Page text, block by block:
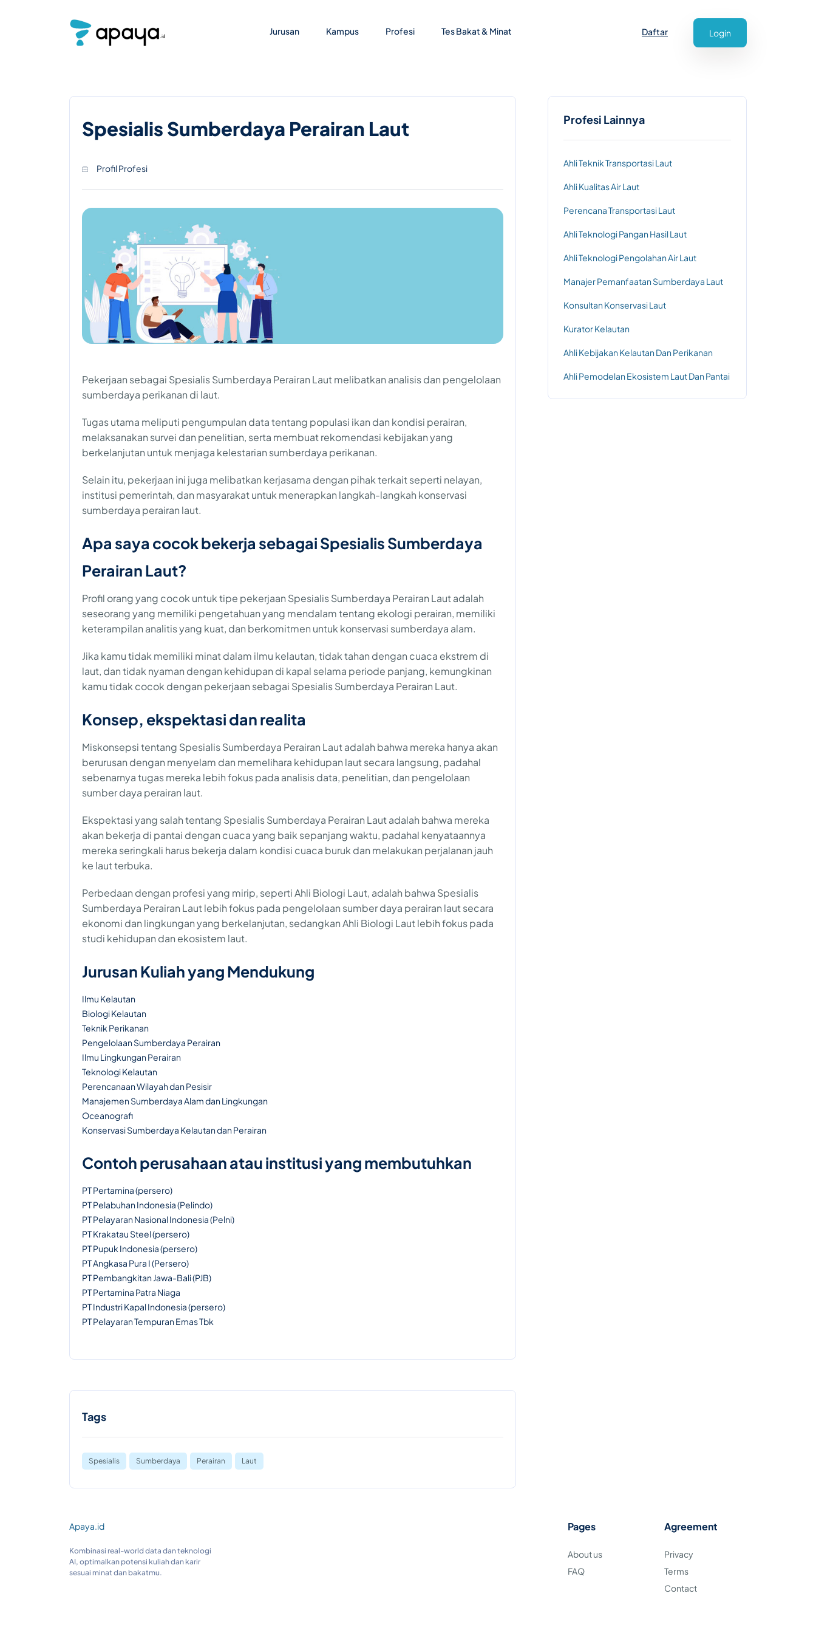
Jurusan Kampus Profesi Tes Bakat & Minat Daftar Login
Spesialis Sumberdaya Perairan Laut
Profil Profesi
Pekerjaan sebagai Spesialis Sumberdaya Perairan Laut melibatkan analisis dan pengelolaan
sumberdaya perikanan di laut.
Tugas utama meliputi pengumpulan data tentang populasi ikan dan kondisi perairan,
melaksanakan survei dan penelitian, serta membuat rekomendasi kebijakan yang
berkelanjutan untuk menjaga kelestarian sumberdaya perikanan.
Selain itu, pekerjaan ini juga melibatkan kerjasama dengan pihak terkait seperti nelayan,
institusi pemerintah, dan masyarakat untuk menerapkan langkah-langkah konservasi
sumberdaya perairan laut.
Apa saya cocok bekerja sebagai Spesialis Sumberdaya
Perairan Laut?
Profil orang yang cocok untuk tipe pekerjaan Spesialis Sumberdaya Perairan Laut adalah
seseorang yang memiliki pengetahuan yang mendalam tentang ekologi perairan, memiliki
keterampilan analitis yang kuat, dan berkomitmen untuk konservasi sumberdaya alam.
Jika kamu tidak memiliki minat dalam ilmu kelautan, tidak tahan dengan cuaca ekstrem di
laut, dan tidak nyaman dengan kehidupan di kapal selama periode panjang, kemungkinan
kamu tidak cocok dengan pekerjaan sebagai Spesialis Sumberdaya Perairan Laut.
Konsep, ekspektasi dan realita
Miskonsepsi tentang Spesialis Sumberdaya Perairan Laut adalah bahwa mereka hanya akan
berurusan dengan menyelam dan memelihara kehidupan laut secara langsung, padahal
sebenarnya tugas mereka lebih fokus pada analisis data, penelitian, dan pengelolaan
sumber daya perairan laut.
Ekspektasi yang salah tentang Spesialis Sumberdaya Perairan Laut adalah bahwa mereka
akan bekerja di pantai dengan cuaca yang baik sepanjang waktu, padahal kenyataannya
mereka seringkali harus bekerja dalam kondisi cuaca buruk dan melakukan perjalanan jauh
ke laut terbuka.
Perbedaan dengan profesi yang mirip, seperti Ahli Biologi Laut, adalah bahwa Spesialis
Sumberdaya Perairan Laut lebih fokus pada pengelolaan sumber daya perairan laut secara
ekonomi dan lingkungan yang berkelanjutan, sedangkan Ahli Biologi Laut lebih fokus pada
studi kehidupan dan ekosistem laut.
Jurusan Kuliah yang Mendukung
Ilmu Kelautan
Biologi Kelautan
Teknik Perikanan
Pengelolaan Sumberdaya Perairan
Ilmu Lingkungan Perairan
Teknologi Kelautan
Perencanaan Wilayah dan Pesisir
Manajemen Sumberdaya Alam dan Lingkungan
Oceanografi
Konservasi Sumberdaya Kelautan dan Perairan
Contoh perusahaan atau institusi yang membutuhkan
PT Pertamina (persero)
PT Pelabuhan Indonesia (Pelindo)
PT Pelayaran Nasional Indonesia (Pelni)
PT Krakatau Steel (persero)
PT Pupuk Indonesia (persero)
PT Angkasa Pura I (Persero)
PT Pembangkitan Jawa-Bali (PJB)
PT Pertamina Patra Niaga
PT Industri Kapal Indonesia (persero)
PT Pelayaran Tempuran Emas Tbk
Tags
Spesialis Sumberdaya Perairan Laut
Profesi Lainnya
Ahli Teknik Transportasi Laut
Ahli Kualitas Air Laut
Perencana Transportasi Laut
Ahli Teknologi Pangan Hasil Laut
Ahli Teknologi Pengolahan Air Laut
Manajer Pemanfaatan Sumberdaya Laut
Konsultan Konservasi Laut
Kurator Kelautan
Ahli Kebijakan Kelautan Dan Perikanan
Ahli Pemodelan Ekosistem Laut Dan Pantai
Apaya.id
Kombinasi real-world data dan teknologi
AI, optimalkan potensi kuliah dan karir
sesuai minat dan bakatmu.
Pages
About us
FAQ
Agreement
Privacy
Terms
Contact